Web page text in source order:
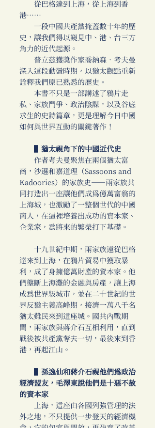
從巴格達到上海，從上海到香
港……
一段中國共產黨掩蓋數十年的歷
史，讓我們得以窺見中、港、台三方
角力的近代起源。
普立茲獲獎作家喬納森．考夫曼
深入這段動盪時期，以猶太觀點重新
詮釋我們原已熟悉的歷史。
本書不只是一部講述了鴉片走
私、家族鬥爭、政治陰謀，以及谷底
求生的史詩篇章，更是理解今日中國
如何與世界互動的關鍵著作！
▌猶太視角下的中國近代史
作者考夫曼聚焦在兩個猶太富
商，沙遜和嘉道理（Sassoons and
Kadoories）的家族史──兩家族共
同打造出一座讓他們成為億萬富翁的
上海城，也激勵了一整個世代的中國
商人，在這裡培養出成功的資本家、
企業家，為將來的繁榮打下基礎。
十九世紀中期，兩家族遠從巴格
達來到上海，在鴉片貿易中獲取暴
利，成了身擁億萬財產的資本家。他
們壟斷上海灘的金融與房產，讓上海
成為世界級城市，並在二十世紀的世
界反猶主義高峰期，接濟一萬八千名
猶太難民來到這座城。國共內戰期
間，兩家族與蔣介石互相利用，直到
戰後被共產黨奪去一切，最後來到香
港，再起江山。
▌孫逸仙和蔣介石視他們為政治
經濟盟友，毛澤東說他們是十惡不赦
的資本家
上海，這座由各國列強管理的法
外之地，不只提供一步登天的經濟機